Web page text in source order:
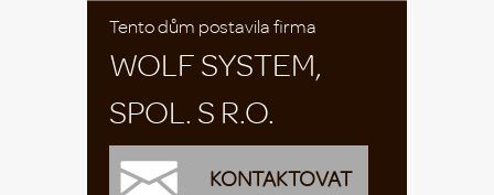
Tento dům postavila firma
WOLF SYSTEM,
SPOL. S R.O.
KONTAKTOVAT